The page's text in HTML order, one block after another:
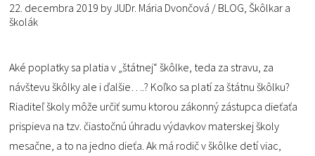
22. decembra 2019 byJUDr. Mária Dvončová / BLOG, Škôlkar a
školák
Aké poplatky sa platia v „štátnej“ škôlke, teda za stravu, za
návštevu škôlky ale i ďalšie….? Koľko sa platí za štátnu škôlku?
Riaditeľ školy môže určiť sumu ktorou zákonný zástupca dieťaťa
prispieva na tzv. čiastočnú úhradu výdavkov materskej školy
mesačne, a to na jedno dieťa. Ak má rodič v škôlke detí viac,